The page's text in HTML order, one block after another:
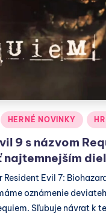
HERNÉ NOVINKY
9 s názvom
najtemnejším
Resident Evil 7:
oznámenie
Sľubuje návrat k